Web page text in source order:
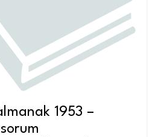
1953 –